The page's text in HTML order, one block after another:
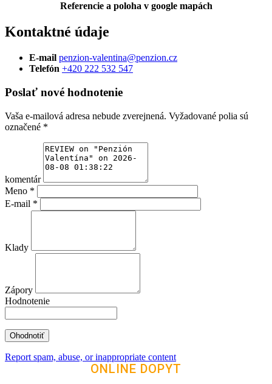
Referencie a poloha v google mapách
Kontaktné údaje
E-mail penzion-valentina@penzion.cz
Telefón +420 222 532 547
Poslať nové hodnotenie
Vaša e-mailová adresa nebude zverejnená. Vyžadované polia sú
označené *
komentár
Meno *
E-mail *
Klady
Zápory
Hodnotenie
Report spam, abuse, or inappropriate content
ONLINE DOPYT